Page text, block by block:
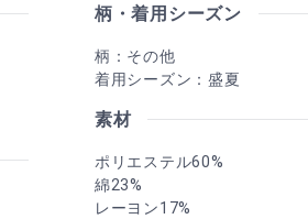
柄・着用シーズン
柄：その他
着用シーズン：盛夏
素材
ポリエステル60%
綿23%
レーヨン17%